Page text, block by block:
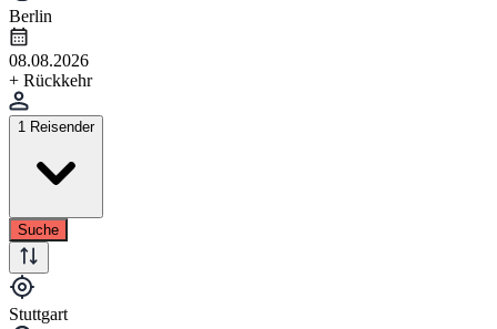
Berlin
08.08.2026
+ Rückkehr
1 Reisender
Suche
Stuttgart